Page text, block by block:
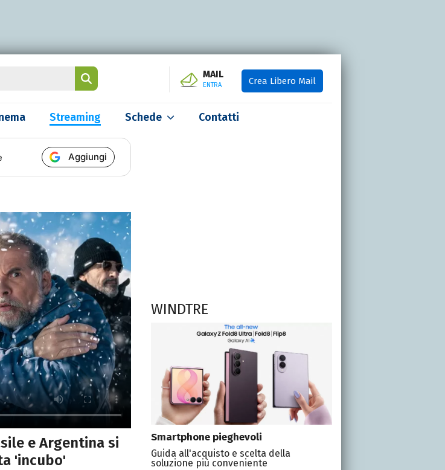
MAIL
ENTRA Crea Libero Mail
Streaming Schede Contatti
Aggiungi
e Argentina si
'incubo'
WINDTRE
Smartphone pieghevoli
Guida all'acquisto e scelta della
soluzione più conveniente